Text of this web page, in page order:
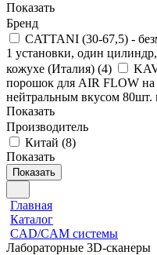
Показать
Бренд
CATTANI (30-67,5) -
1 установки, один
кожухе (Италия) (4)
порошок для AIR FLOW на
нейтральным вкусом 80шт.
Показать
Производитель
Китай (8)
Показать
Показать
Главная
Каталог
CAD/CAM системы
Лабораторные 3D-сканеры